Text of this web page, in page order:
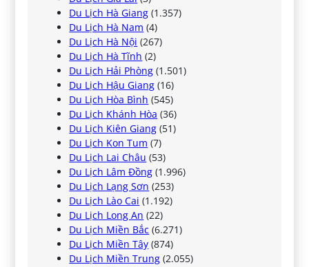
Du Lịch Hà Giang (1.357)
Du Lịch Hà Nam (4)
Du Lịch Hà Nội (267)
Du Lịch Hà Tĩnh (2)
Du Lịch Hải Phòng (1.501)
Du Lịch Hậu Giang (16)
Du Lịch Hòa Bình (545)
Du Lịch Khánh Hòa (36)
Du Lịch Kiên Giang (51)
Du Lịch Kon Tum (7)
Du Lịch Lai Châu (53)
Du Lịch Lâm Đồng (1.996)
Du Lịch Lạng Sơn (253)
Du Lịch Lào Cai (1.192)
Du Lịch Long An (22)
Du Lịch Miền Bắc (6.271)
Du Lịch Miền Tây (874)
Du Lịch Miền Trung (2.055)